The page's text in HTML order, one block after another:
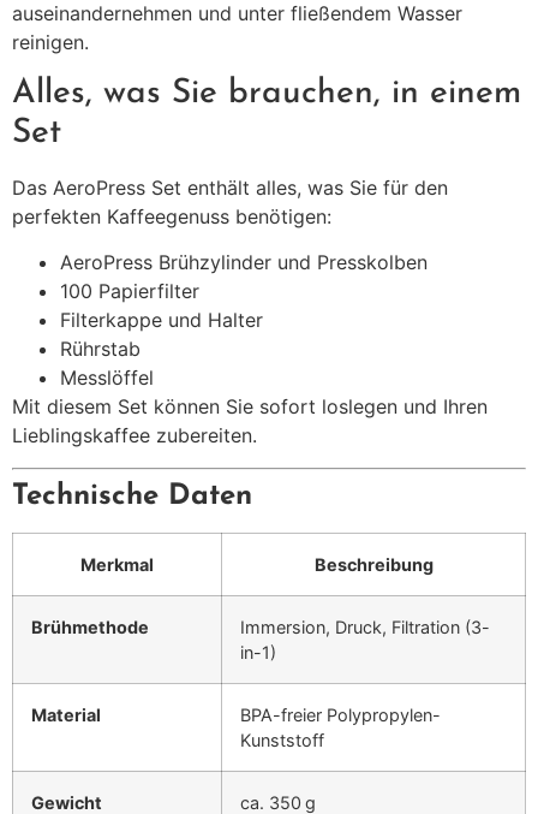
auseinandernehmen und unter fließendem Wasser
reinigen.
Alles, was Sie brauchen, in einem
Set
Das AeroPress Set enthält alles, was Sie für den
perfekten Kaffeegenuss benötigen:
AeroPress Brühzylinder und Presskolben
100 Papierfilter
Filterkappe und Halter
Rührstab
Messlöffel
Mit diesem Set können Sie sofort loslegen und Ihren
Lieblingskaffee zubereiten.
Technische Daten
Merkmal Beschreibung
Brühmethode
Immersion, Druck, Filtration (3-
in-1)
Material
BPA-freier Polypropylen-
Kunststoff
Gewicht ca. 350 g